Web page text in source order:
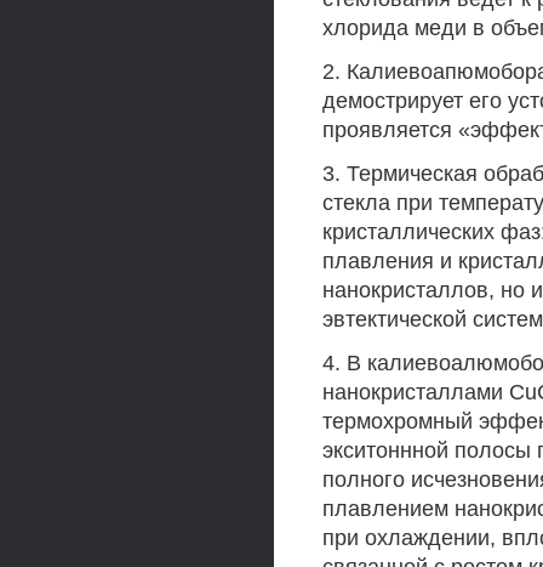
хлорида меди в
2.
демострирует его
проявляется
3. Термическая
стекла при
кристаллических
плавления и
нанокристаллов, но
эвтектической
4. В
нанокристаллами
термохромный
экситоннной полосы
полного
плавлением
при охлаждении,